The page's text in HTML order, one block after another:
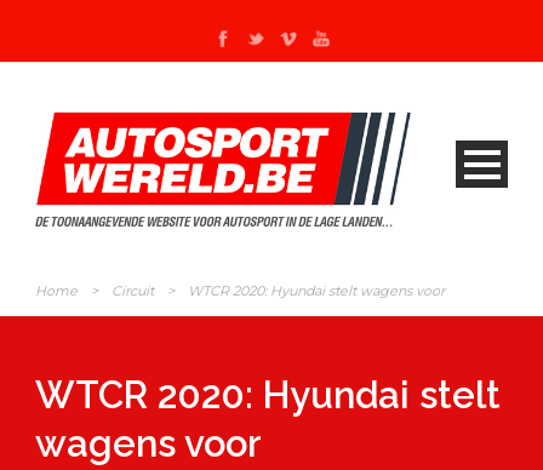
Home > Circuit > WTCR 2020: Hyundai stelt wagens voor
WTCR 2020: Hyundai stelt
wagens voor